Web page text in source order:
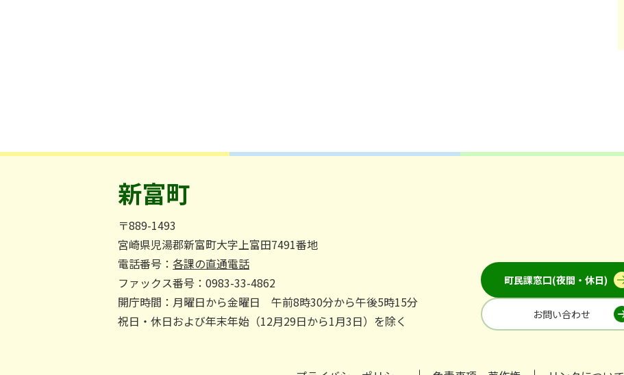
新富町
〒889-1493
宮崎県児湯郡新富町大字上富田7491番地
電話番号： 各課の直通電話
ファックス番号：0983-33-4862
開庁時間：月曜日から金曜日 午前8時30分から午後5時15分
祝日・休日および年末年始（12月29日から1月3日）を除く
町民課窓口(夜間・休日)
お問い合わせ